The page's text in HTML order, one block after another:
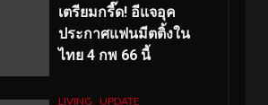
เตรียมกรี๊ด! อีแจอุค
ประกาศแฟนมีตติ้งใน
ไทย 4 กพ 66 นี้
LIVING UPDATE